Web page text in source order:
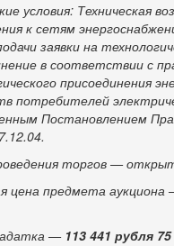
условия: Техническая
к сетям
заявки на
в соответствии с
присоединения
потребителей
Постановлением
торгов —
цена предмета аукциона
— 113 441 рубля 75